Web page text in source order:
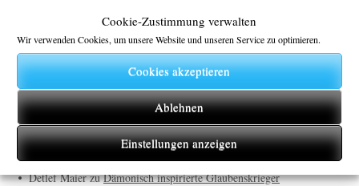
Cookie-Zustimmung verwalten
Wir verwenden Cookies, um unsere Website und unseren Service zu optimieren.
Cookies akzeptieren
Ablehnen
Einstellungen anzeigen
Scharia Syrien Terror
Neueste Kommentare
Gegen Nazis, gegen die AfD zuDer Islam und das Grundgesetz
Ein demokratischer MenschzuAFD
Georg MayerzuBitte kein Urlaub im Iran
Detlef MaierzuDämonisch inspirierte Glaubenskrieger